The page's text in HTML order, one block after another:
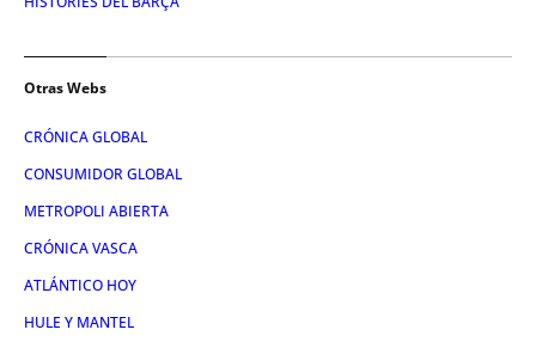
Otras Webs
CRÓNICA GLOBAL
CONSUMIDOR GLOBAL
METROPOLI ABIERTA
CRÓNICA VASCA
ATLÁNTICO HOY
HULE Y MANTEL